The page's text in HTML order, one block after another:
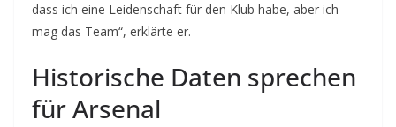
dass ich eine Leidenschaft für den Klub habe, aber ich
mag das Team“, erklärte er.
Historische Daten sprechen
für Arsenal